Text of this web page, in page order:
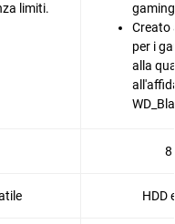
limiti.
Creato
per i
alla
8
HDD